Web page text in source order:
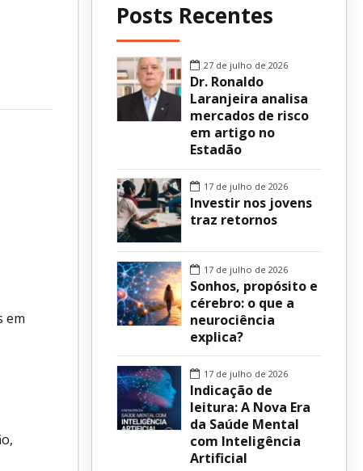
Independência Jovem – FOLIA
Revista UNIAD
em
Posts Recentes
27 de julho de 2026
Dr. Ronaldo
Laranjeira analisa
mercados de risco
em artigo no
Estadão
17 de julho de 2026
Investir nos jovens
traz retornos
17 de julho de 2026
Sonhos, propósito e
cérebro: o que a
neurociência
explica?
17 de julho de 2026
Indicação de
leitura: A Nova Era
da Saúde Mental
com Inteligência
Artificial